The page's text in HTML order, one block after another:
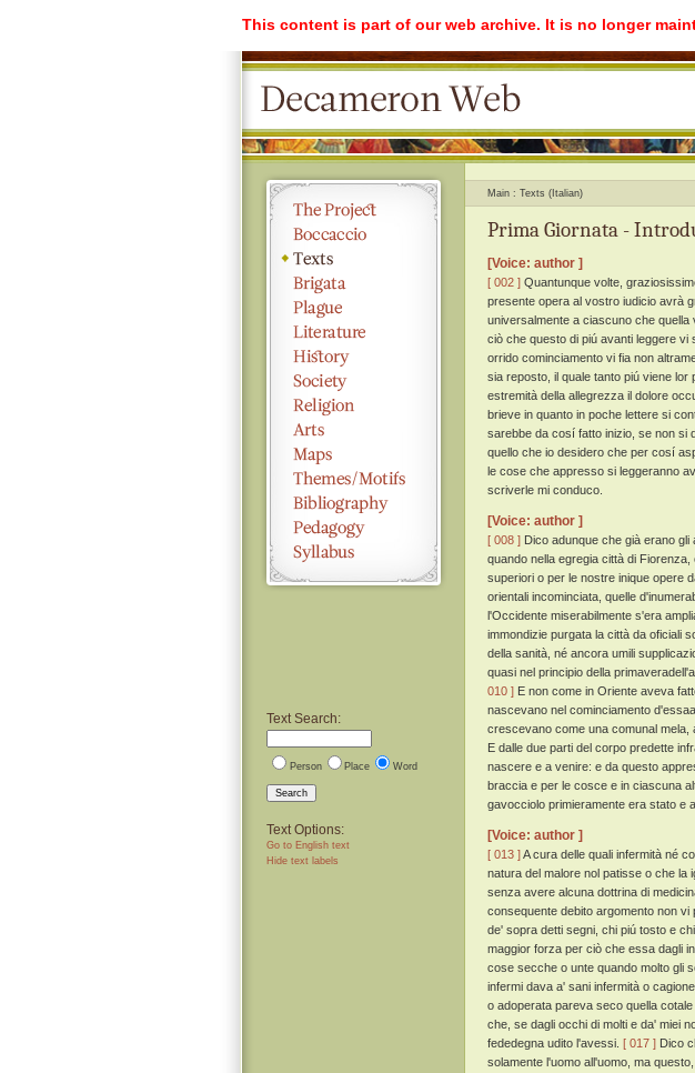
This content is part of our web archive. It is no longer
Text Search:
Person Place Word
Search
Text Options:
Go to English text
Hide text labels
Main Texts (Italian)
Prima Giornata -
[Voice: author ]
[ 002 ] Quantunque volte,
presente opera al vostro iudicio avrà
universalmente a ciascuno che quella
ciò che questo di piú avanti leggere vi
orrido cominciamento vi fia non
sia reposto, il quale tanto piú viene lor
estremità della allegrezza il dolore
brieve in quanto in poche lettere si
sarebbe da cosí fatto inizio, se non si
quello che io desidero che per cosí
le cose che appresso si leggeranno
scriverle mi conduco.
[Voice: author ]
[ 008 ] Dico adunque che già erano gli
quando nella egregia città di
superiori o per le nostre inique opere
orientali incominciata, quelle
l'Occidente miserabilmente s'era
immondizie purgata la città da oficiali
della sanità, né ancora umili
quasi nel principio della
010 ] E non come in Oriente aveva
nascevano nel cominciamento
crescevano come una comunal mela,
E dalle due parti del corpo predette
nascere e a venire: e da questo
braccia e per le cosce e in ciascuna
gavocciolo primieramente era stato e
[Voice: author ]
[ 013 ]A cura delle quali infermità né
natura del malore nol patisse o che la
senza avere alcuna dottrina di
consequente debito argomento non
de' sopra detti segni, chi piú tosto e
maggior forza per ciò che essa dagli
cose secche o unte quando molto gli
infermi dava a' sani infermità o
o adoperata pareva seco quella
che, se dagli occhi di molti e da' miei
fededegna udito l'avessi. [ 017 ] Dico
solamente l'uomo all'uomo, ma